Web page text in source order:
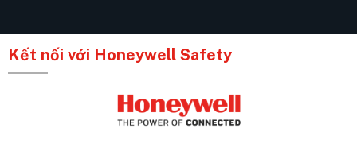
Kết nối với Honeywell Safety